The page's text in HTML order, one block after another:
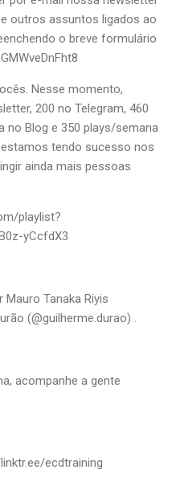
outros assuntos ligados ao
o breve formulário
Nesse momento,
200 no Telegram, 460
no Blog e 350 plays/semana
tendo sucesso nos
ainda mais pessoas
playlist?
yCcfdX3
Tanaka Riyis
(@guilherme.durao) .
acompanhe a gente
ecdtraining